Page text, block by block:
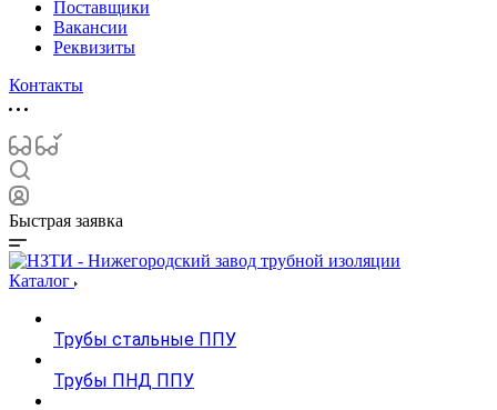
Поставщики
Вакансии
Реквизиты
Контакты
Быстрая заявка
Каталог
Трубы стальные ППУ
Трубы ПНД ППУ